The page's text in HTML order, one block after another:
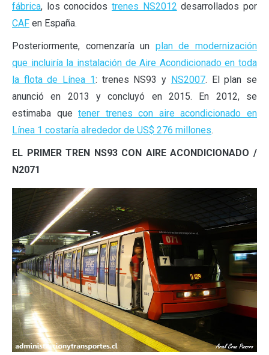
fábrica, los conocidos trenes NS2012 desarrollados por
CAF en España.
Posteriormente, comenzaría un plan de modernización
que incluiría la instalación de Aire Acondicionado en toda
la flota de Línea 1: trenes NS93 y NS2007. El plan se
anunció en 2013 y concluyó en 2015. En 2012, se
estimaba quetener trenes con aire acondicionado en
Línea 1 costaría alrededor de US$ 276 millones.
EL PRIMER TREN NS93 CON AIRE ACONDICIONADO /
N2071